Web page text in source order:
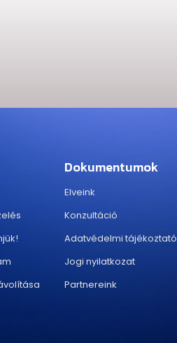
Dokumentumok
Elveink
Konzultáció
Adatvédelmi tájékoztató
Jogi nyilatkozat
Partnereink